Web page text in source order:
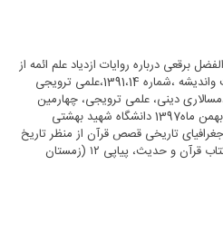
برقعی درباره روایات ازدیاد علم ائمه از
1391،14،علمی ترویجی
دینی، علمی ترویجی، چهارمین
شهید بهشتی
تاریخی قصص قرآن از منظر تاریخ
و باستان شناسی، فصلنامه نقد کتاب قرآن و حدیث، پیاپی ۱۲ (زمستان